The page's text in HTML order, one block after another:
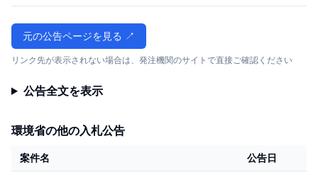
元の公告ページを見る ↗
リンク先が表示されない場合は、発注機関のサイトで直接ご確認ください
公告全文を表示
環境省の他の入札公告
案件名 公告日